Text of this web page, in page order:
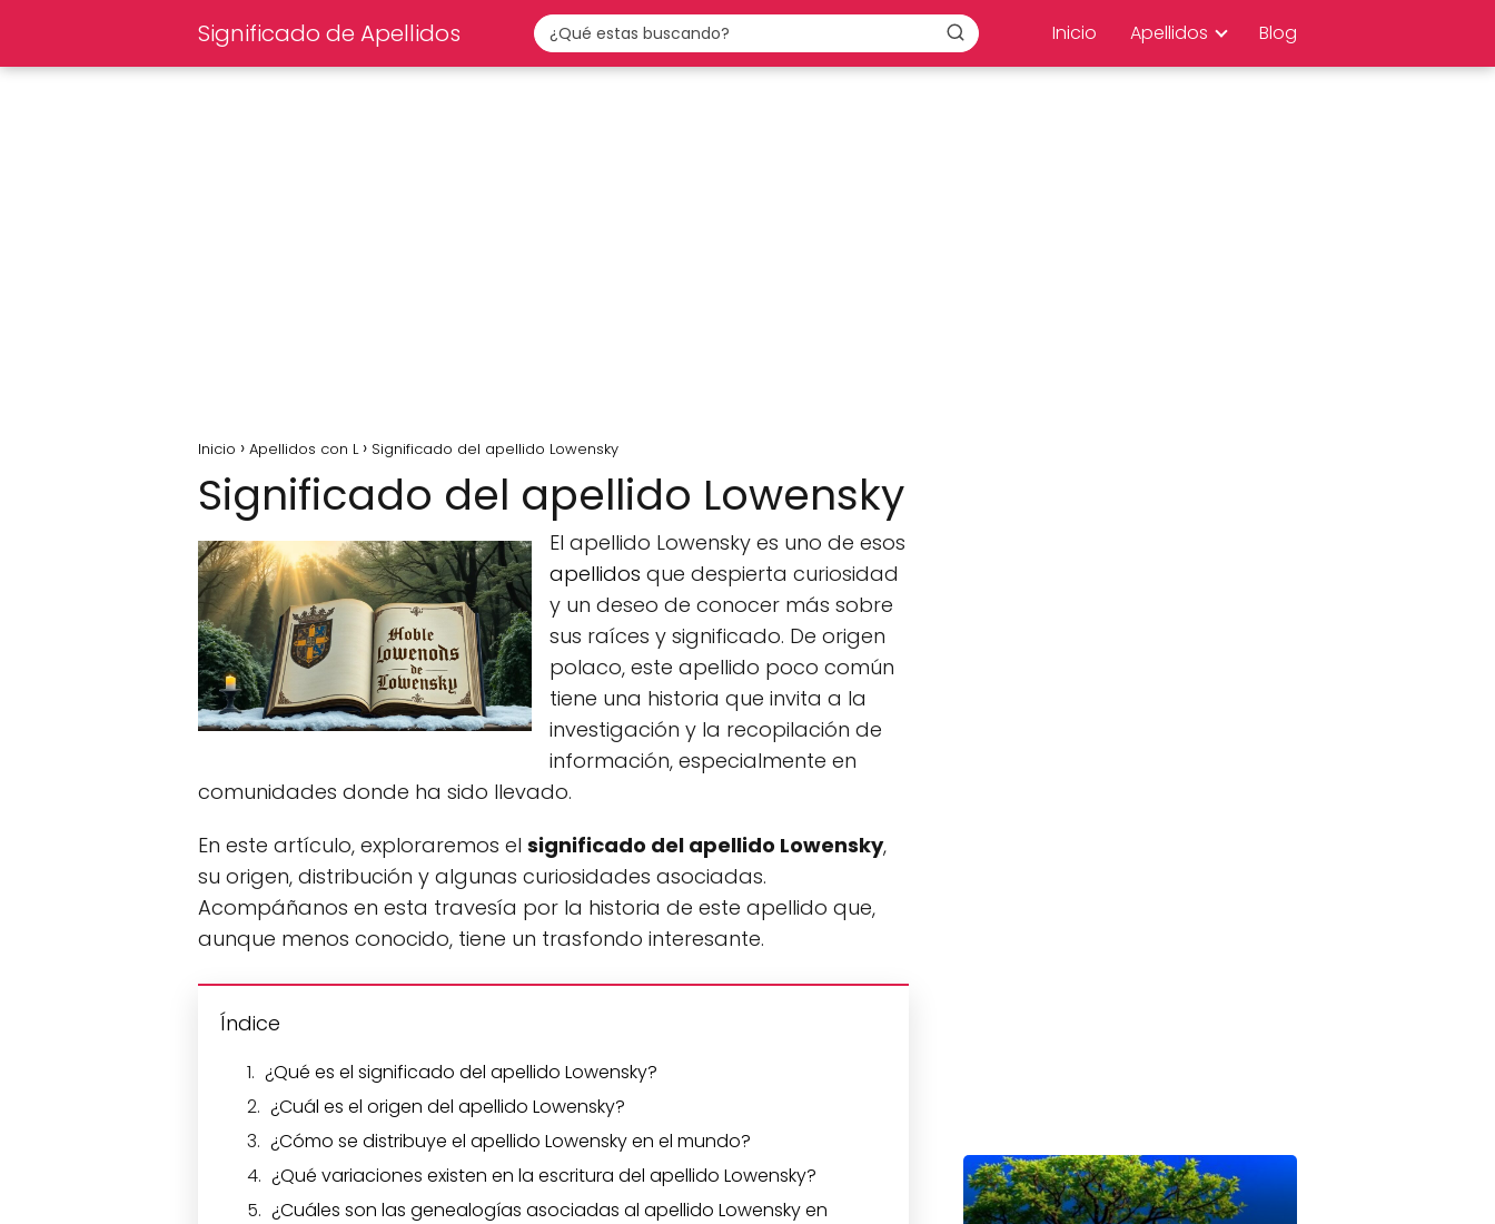
Significado de Apellidos Inicio Apellidos Blog
Inicio Apellidos con L Significado del apellido Lowensky
Significado del apellido Lowensky
El apellido Lowensky es uno de esos
apellidos que despierta curiosidad
y un deseo de conocer más sobre
sus raíces y significado. De origen
polaco, este apellido poco común
tiene una historia que invita a la
investigación y la recopilación de
información, especialmente en
comunidades donde ha sido llevado.
En este artículo, exploraremos el significado del apellido Lowensky,
su origen, distribución y algunas curiosidades asociadas.
Acompáñanos en esta travesía por la historia de este apellido que,
aunque menos conocido, tiene un trasfondo interesante.
Índice
¿Qué es el significado del apellido Lowensky?
¿Cuál es el origen del apellido Lowensky?
¿Cómo se distribuye el apellido Lowensky en el mundo?
¿Qué variaciones existen en la escritura del apellido Lowensky?
¿Cuáles son las genealogías asociadas al apellido Lowensky en